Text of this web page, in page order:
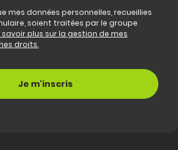
mes données personnelles, recueillies
soient traitées par le groupe
savoir plus sur la gestion de mes
droits.